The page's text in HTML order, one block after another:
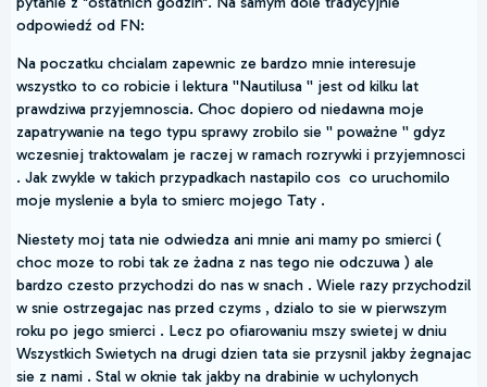
odpowiedź od FN:
Na poczatku chcialam zapewnic ze bardzo mnie interesuje
wszystko to co robicie i lektura ''Nautilusa '' jest od kilku lat
prawdziwa przyjemnoscia. Choc dopiero od niedawna moje
zapatrywanie na tego typu sprawy zrobilo sie '' poważne '' gdyz
wczesniej traktowalam je raczej w ramach rozrywki i przyjemnosci
. Jak zwykle w takich przypadkach nastapilo cos co uruchomilo
moje myslenie a byla to smierc mojego Taty .
Niestety moj tata nie odwiedza ani mnie ani mamy po smierci (
choc moze to robi tak ze żadna z nas tego nie odczuwa ) ale
bardzo czesto przychodzi do nas w snach . Wiele razy przychodzil
w snie ostrzegajac nas przed czyms , dzialo to sie w pierwszym
roku po jego smierci . Lecz po ofiarowaniu mszy swietej w dniu
Wszystkich Swietych na drugi dzien tata sie przysnil jakby żegnajac
sie z nami . Stal w oknie tak jakby na drabinie w uchylonych